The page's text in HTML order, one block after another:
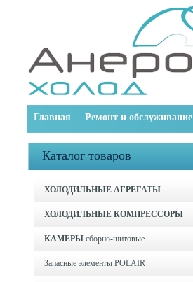
Главная Ремонт и обслуживание
Каталог товаров
ХОЛОДИЛЬНЫЕ АГРЕГАТЫ
ХОЛОДИЛЬНЫЕ КОМПРЕССОРЫ
КАМЕРЫ сборно-щитовые
Запасные элементы POLAIR